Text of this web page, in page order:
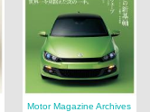
Motor Magazine Archives